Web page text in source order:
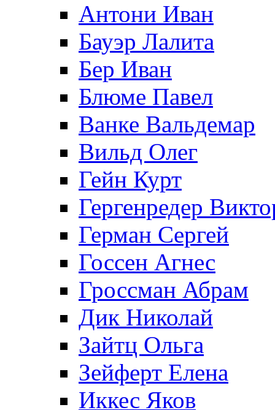
Антони Иван
Бауэр Лалита
Бер Иван
Блюме Павел
Ванке Вальдемар
Вильд Олег
Гейн Курт
Гергенредер
Герман Сергей
Госсен Агнес
Гроссман Абрам
Дик Николай
Зайтц Ольга
Зейферт Елена
Иккес Яков